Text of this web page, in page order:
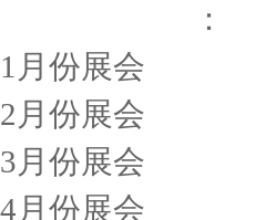
：
1月份展会
2月份展会
3月份展会
4月份展会